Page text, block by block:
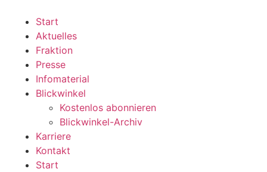
wechseln
Start
Aktuelles
Fraktion
Presse
Infomaterial
Blickwinkel
Kostenlos abonnieren
Blickwinkel-Archiv
Karriere
Kontakt
Start